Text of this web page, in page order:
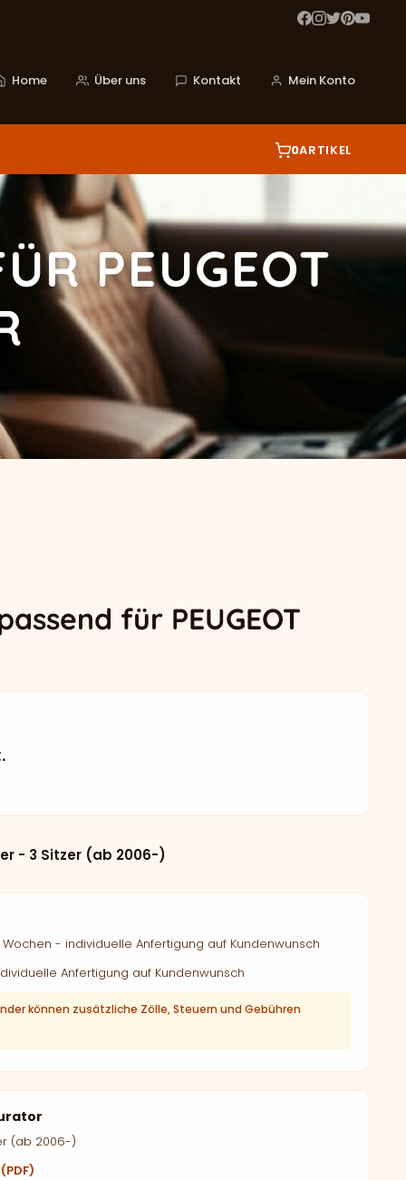
Home Über uns Kontakt Mein Konto
0ARTIKEL
PEUGEOT
für PEUGEOT
- 3 Sitzer (ab 2006-)
- individuelle Anfertigung auf Kundenwunsch
Anfertigung auf Kundenwunsch
können zusätzliche Zölle, Steuern und Gebühren
(ab 2006-)